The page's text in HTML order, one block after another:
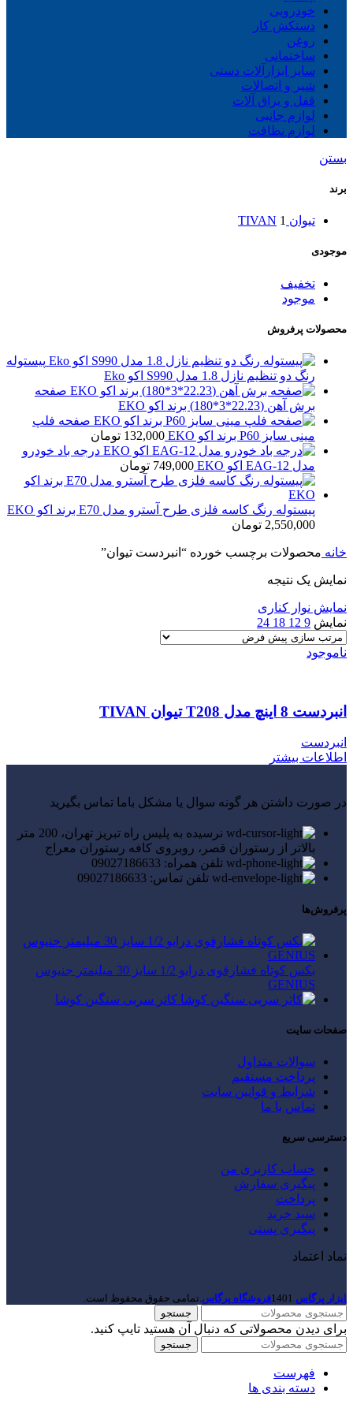
خودرویی
دستکش کار
روغن
ساختمانی
سایز ابزارآلات دستی
شیر و اتصالات
قفل و یراق آلات
لوازم جانبی
لوازم نظافت
بستن
برند
تیوان TIVAN 1
موجودی
تخفیف
موجود
محصولات پرفروش
پیستوله
رنگ دو تنظیم نازل 1.8 مدل S990 اکو Eko
صفحه
برش آهن (22.23*3*180) برند اکو EKO
صفحه فلپ
مینی سایز P60 برند اکو EKO
132,000 تومان
درجه باد خودرو
مدل EAG-12 اکو EKO
749,000 تومان
پیستوله رنگ کاسه فلزی طرح آسترو مدل E70 برند اکو EKO
2,550,000 تومان
خانه محصولات برچسب خورده “انبردست تیوان”
نمایش یک نتیجه
نمایش نوار کناری
نمایش 9
12
18
24
ناموجود
انبردست 8 اینچ مدل T208 تیوان TIVAN
انبردست
اطلاعات بیشتر
در صورت داشتن هر گونه سوال یا مشکل باما تماس بگیرید
نرسیده به پلیس راه تبریز تهران، 200 متر
بالاتر از رستوران قصر، روبروی کافه رستوران معراج
تلفن همراه: 09027186633
تلفن تماس: 09027186633
پرفروش‌ها
بکس کوتاه فشارقوی درایو 1/2 سایز 30 میلیمتر جنیوس
GENIUS
کاتر سربی سنگین کوشا
صفحات سایت
سوالات متداول
پرداخت مستقیم
شرایط و قوانین سایت
تماس با ما
دسترسی سریع
حساب کاربری من
پیگیری سفارش
پرداخت
سبد خرید
پیگیری پستی
نماد اعتماد
ابزار پرگاس 1401فروشگاه پرگاس.تمامی حقوق محفوظ است.
جستجو
برای دیدن محصولاتی که دنبال آن هستید تایپ کنید.
جستجو
فهرست
دسته بندی ها